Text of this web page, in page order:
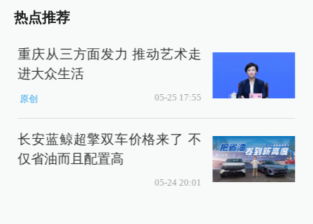
热点推荐
重庆从三方面发力 推动艺术走
进大众生活
原创 05-25 17:55
长安蓝鲸超擎双车价格来了 不
仅省油而且配置高
05-24 20:01